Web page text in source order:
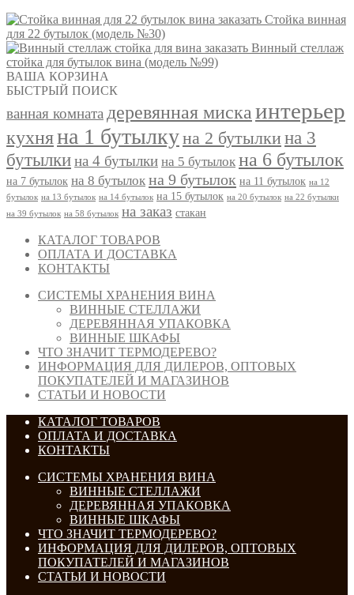
Стойка винная
для 22 бутылок (модель №30)
Винный стеллаж
стойка для бутылок вина (модель №99)
ВАША КОРЗИНА
БЫСТРЫЙ ПОИСК
ванная комната деревянная миска интерьер
кухняна 1 бутылкуна 2 бутылки на 3
бутылкина 4 бутылки на 5 бутылок на 6 бутылок
на 7 бутылок на 8 бутылок на 9 бутылок на 11 бутылок на 12
бутылок на 13 бутылок на 14 бутылок на 15 бутылок на 20 бутылок на 22 бутылки
на 39 бутылок на 58 бутылок на заказ стакан
КАТАЛОГ ТОВАРОВ
ОПЛАТА И ДОСТАВКА
КОНТАКТЫ
СИСТЕМЫ ХРАНЕНИЯ ВИНА
ВИННЫЕ СТЕЛЛАЖИ
ДЕРЕВЯННАЯ УПАКОВКА
ВИННЫЕ ШКАФЫ
ЧТО ЗНАЧИТ ТЕРМОДЕРЕВО?
ИНФОРМАЦИЯ ДЛЯ ДИЛЕРОВ, ОПТОВЫХ
ПОКУПАТЕЛЕЙ И МАГАЗИНОВ
СТАТЬИ И НОВОСТИ
КАТАЛОГ ТОВАРОВ
ОПЛАТА И ДОСТАВКА
КОНТАКТЫ
СИСТЕМЫ ХРАНЕНИЯ ВИНА
ВИННЫЕ СТЕЛЛАЖИ
ДЕРЕВЯННАЯ УПАКОВКА
ВИННЫЕ ШКАФЫ
ЧТО ЗНАЧИТ ТЕРМОДЕРЕВО?
ИНФОРМАЦИЯ ДЛЯ ДИЛЕРОВ, ОПТОВЫХ
ПОКУПАТЕЛЕЙ И МАГАЗИНОВ
СТАТЬИ И НОВОСТИ